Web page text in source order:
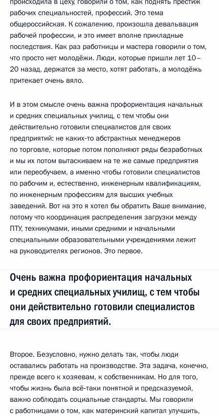
рабочих специальностей, профессий. Это тема
общероссийская. К сожалению, произошла девальвация
рабочей профессии, и это имеет вполне прикладные
последствия. Как раз работницы и мастера говорили о том,
что просто нет молодёжи. Люди, которые пришли лет 10–
20 назад, держатся за место, хотят работать, а молодёжь
притекает очень вяло.
И в этом смысле очень важна профориентация начальных
и средних специальных училищ, с тем чтобы они
действительно готовили специалистов для своих
предприятий: не каких‑то абстрактных менеджеров
по торговле, которые потом пополняют ряды безработных
и мы их потом вытаскиваем на те же самые предприятия
или переобучаем, а именно чтобы готовили специалистов
по рабочим и, естественно, инженерным квалификациям,
по инженерным профессиям для высших учебных
заведений. Вот на это я хотел бы обратить Ваше внимание,
потому что координация распределения загрузки между
ПТУ, техникумами, иными средними и начальными
специальными образовательными учреждениями лежит
на руководителях регионов. Это первое.
Очень важна профориентация начальных
и средних специальных училищ, с тем чтобы
они действительно готовили специалистов
для своих предприятий.
Второе. Безусловно, нужно делать так, чтобы люди
оставались работать на производстве. Эта задача, конечно,
прежде всего к хозяевам, к собственникам. Но для того,
чтобы жизнь была всё‑таки понятной и предсказуемой,
важно соблюдать социальные стандарты. Мы говорили
с работницами о том, как материнский капитал улучшить,